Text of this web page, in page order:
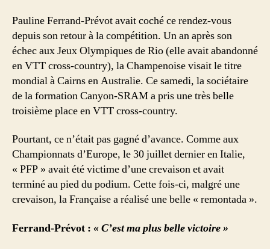
Pauline Ferrand-Prévot avait coché ce rendez-vous
depuis son retour à la compétition. Un an après son
échec aux Jeux Olympiques de Rio (elle avait abandonné
en VTT cross-country), la Champenoise visait le titre
mondial à Cairns en Australie. Ce samedi, la sociétaire
de la formation Canyon-SRAM a pris une très belle
troisième place en VTT cross-country.
Pourtant, ce n’était pas gagné d’avance. Comme aux
Championnats d’Europe, le 30 juillet dernier en Italie,
« PFP » avait été victime d’une crevaison et avait
terminé au pied du podium. Cette fois-ci, malgré une
crevaison, la Française a réalisé une belle « remontada ».
Ferrand-Prévot : « C’est ma plus belle victoire »